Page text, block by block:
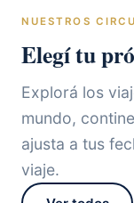
NUESTROS
Elegí tu
Explorá los
mundo,
ajusta a tus
viaje.